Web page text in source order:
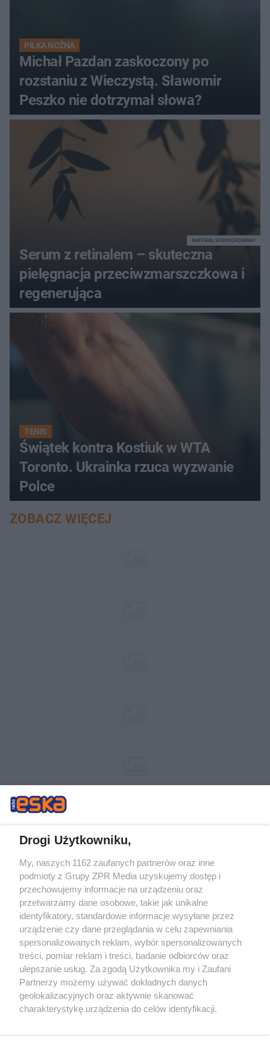
PIŁKA NOŻNA
Michał Pazdan zaskoczony po
rozstaniu z Wieczystą. Sławomir
Peszko nie dotrzymał słowa?
Serum z retinalem – skuteczna
pielęgnacja przeciwzmarszczkowa i
regenerująca
MATERIAŁ SPONSOROWANY
TENIS
Świątek kontra Kostiuk w WTA
Toronto. Ukrainka rzuca wyzwanie
Polce
ZOBACZ WIĘCEJ
Żaden utwór zamieszczony w serwisie nie może być powielany i
rozpowszechniany lub dalej rozpowszechniany w jakikolwiek sposób (w
tym także elektroniczny lub mechaniczny) na jakimkolwiek polu
eksploatacji w jakiejkolwiek formie, włącznie z umieszczaniem w
Internecie bez pisemnej zgody właściciela praw. Jakiekolwiek użycie lub
wykorzystanie utworów w całości lub w części z naruszeniem prawa,
tzn. bez właściwej zgody, jest zabronione pod groźbą kary i może być
ścigane prawnie.
Drogi Użytkowniku,
My, naszych 1162 zaufanych partnerów oraz inne
podmioty z Grupy ZPR Media uzyskujemy dostęp i
przechowujemy informacje na urządzeniu oraz
przetwarzamy dane osobowe, takie jak unikalne
identyfikatory, standardowe informacje wysyłane przez
urządzenie czy dane przeglądania w celu zapewniania
spersonalizowanych reklam, wybór spersonalizowanych
treści, pomiar reklam i treści, badanie odbiorców oraz
ulepszanie usług. Za zgodą Użytkownika my i Zaufani
Partnerzy możemy używać dokładnych danych
geolokalizacyjnych oraz aktywnie skanować
charakterystykę urządzenia do celów identyfikacji.